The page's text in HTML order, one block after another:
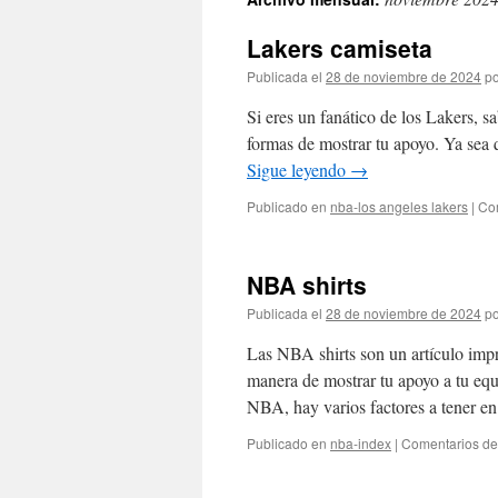
contenido
Lakers camiseta
Publicada el 28 de noviembre de 2024
Si eres un fanático de los Lakers,
formas de mostrar tu apoyo. Ya
Sigue leyendo →
Publicado en nba-los angeles lakers |
NBA shirts
Publicada el 28 de noviembre de 2024
Las NBA shirts son un artículo
manera de mostrar tu apoyo a tu
NBA, hay varios factores a tener
Publicado en nba-index | Comentarios